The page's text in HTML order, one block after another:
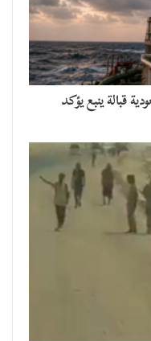
قبالة ينبع يؤكد